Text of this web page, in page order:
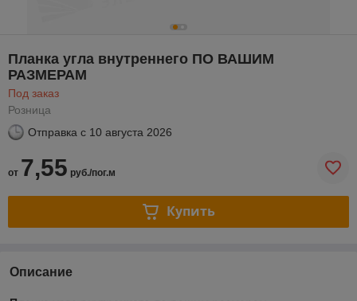
Планка угла внутреннего ПО ВАШИМ
РАЗМЕРАМ
Под заказ
Розница
Отправка с 10 августа 2026
от 7,55 руб./пог.м
Купить
Описание